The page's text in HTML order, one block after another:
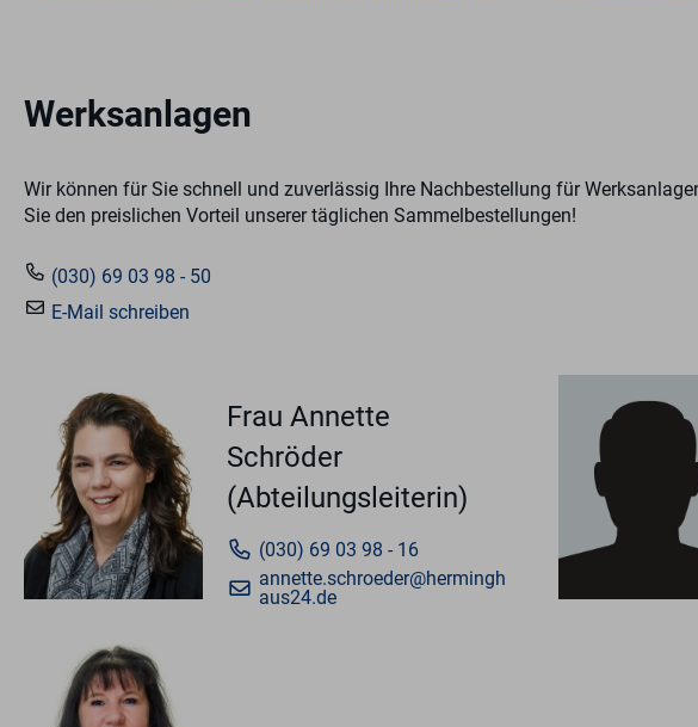
Werksanlagen
Wir können für Sie schnell und zuverlässig Ihre Nachbestellung für
Sie den preislichen Vorteil unserer täglichen Sammelbestellungen!
(030) 69 03 98 - 50
E-Mail schreiben
Frau Annette
Schröder
(Abteilungsleiterin)
(030) 69 03 98 - 16
annette.schroeder@hermingh
aus24.de